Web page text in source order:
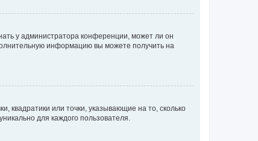
у администратора конференции, может ли он
информацию вы можете получить на
квадратики или точки, указывающие на то, сколько
для каждого пользователя.